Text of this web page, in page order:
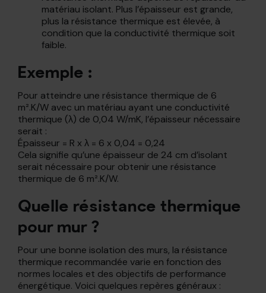
matériau isolant. Plus l’épaisseur est grande,
plus la résistance thermique est élevée, à
condition que la conductivité thermique soit
faible.
Exemple :
Pour atteindre une résistance thermique de 6
m².K/W avec un matériau ayant une conductivité
thermique (λ) de 0,04 W/mK, l’épaisseur nécessaire
serait :
Épaisseur = R x λ = 6 x 0,04 = 0,24
Cela signifie qu’une épaisseur de 24 cm d’isolant
serait nécessaire pour obtenir une résistance
thermique de 6 m².K/W.
Quelle résistance thermique
pour mur ?
Pour une bonne isolation des murs, la résistance
thermique recommandée varie en fonction des
normes locales et des objectifs de performance
énergétique. Voici quelques repères généraux :